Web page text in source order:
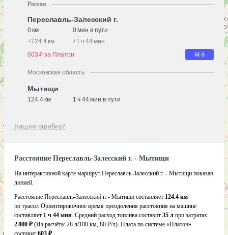
Россия
Переславль-Залесский г.
0 км
0 мин в пути
+124.4 км +1 ч 44 мин
603 ₽ за Платон
М-8
Московская область
Мытищи
124.4 км 1 ч 44 мин в пути
Нашли ошибку?
Расстояние Переславль-Залесский г. - Мытищи
На интерактивной карте маршрут Переславль-Залесский г. - Мытищи показан
линией.
Расстояние Переславль-Залесский г. - Мытищи составляет 124.4 км
по трассе. Ориентировочное время преодоления расстояния на машине
составляет 1 ч 44 мин. Средний расход топлива составит 35 л при затратах
2 800 ₽ (Из расчёта: 28 л/100 км, 80 ₽/л). Плата по системе «Платон»
составит 603 ₽